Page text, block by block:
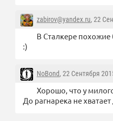
zabirov@yandex.ru, 22
В Сталкере
:)
NoBond, 22 Сентября
Хорошо, что у
До рагнарека не хватает